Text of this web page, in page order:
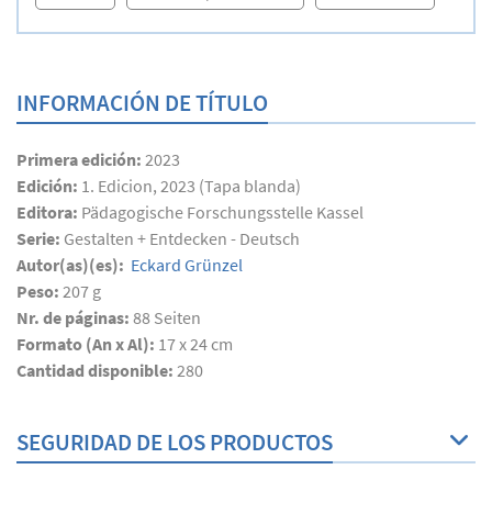
INFORMACIÓN DE TÍTULO
Primera edición: 2023
Edición: 1. Edicion, 2023 (Tapa blanda)
Editora: Pädagogische Forschungsstelle Kassel
Serie: Gestalten + Entdecken - Deutsch
Autor(as)(es): Eckard Grünzel
Peso: 207 g
Nr. de páginas: 88 Seiten
Formato (An x Al): 17 x 24 cm
Cantidad disponible: 280
SEGURIDAD DE LOS PRODUCTOS